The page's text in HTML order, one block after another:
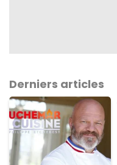
Derniers articles